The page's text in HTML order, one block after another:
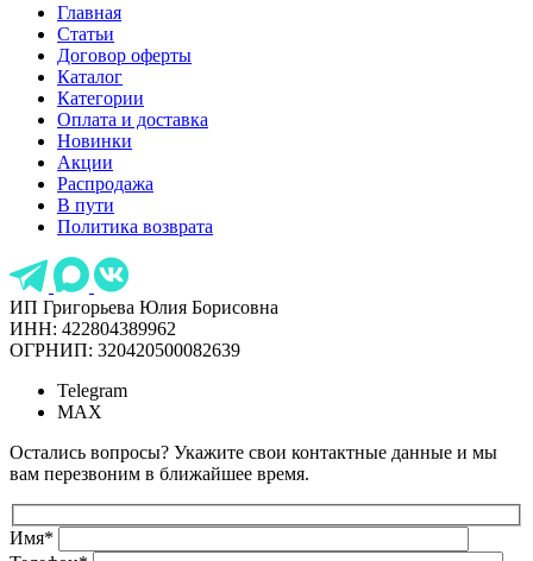
Главная
Статьи
Договор оферты
Каталог
Категории
Оплата и доставка
Новинки
Акции
Распродажа
В пути
Политика возврата
ИП Григорьева Юлия Борисовна
ИНН: 422804389962
ОГРНИП: 320420500082639
Telegram
MAX
Остались вопросы? Укажите свои контактные данные и мы
вам перезвоним в ближайшее время.
Имя*